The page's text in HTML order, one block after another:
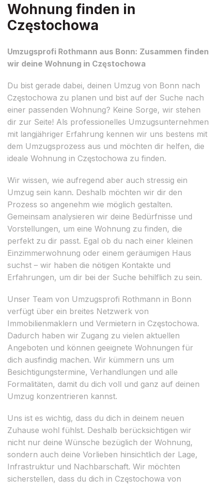
Wohnung finden in
Częstochowa
Umzugsprofi Rothmann aus Bonn: Zusammen finden
wir deine Wohnung in Częstochowa
Du bist gerade dabei, deinen Umzug von Bonn nach
Częstochowa zu planen und bist auf der Suche nach
einer passenden Wohnung? Keine Sorge, wir stehen
dir zur Seite! Als professionelles Umzugsunternehmen
mit langjähriger Erfahrung kennen wir uns bestens mit
dem Umzugsprozess aus und möchten dir helfen, die
ideale Wohnung in Częstochowa zu finden.
Wir wissen, wie aufregend aber auch stressig ein
Umzug sein kann. Deshalb möchten wir dir den
Prozess so angenehm wie möglich gestalten.
Gemeinsam analysieren wir deine Bedürfnisse und
Vorstellungen, um eine Wohnung zu finden, die
perfekt zu dir passt. Egal ob du nach einer kleinen
Einzimmerwohnung oder einem geräumigen Haus
suchst – wir haben die nötigen Kontakte und
Erfahrungen, um dir bei der Suche behilflich zu sein.
Unser Team von Umzugsprofi Rothmann in Bonn
verfügt über ein breites Netzwerk von
Immobilienmaklern und Vermietern in Częstochowa.
Dadurch haben wir Zugang zu vielen aktuellen
Angeboten und können geeignete Wohnungen für
dich ausfindig machen. Wir kümmern uns um
Besichtigungstermine, Verhandlungen und alle
Formalitäten, damit du dich voll und ganz auf deinen
Umzug konzentrieren kannst.
Uns ist es wichtig, dass du dich in deinem neuen
Zuhause wohl fühlst. Deshalb berücksichtigen wir
nicht nur deine Wünsche bezüglich der Wohnung,
sondern auch deine Vorlieben hinsichtlich der Lage,
Infrastruktur und Nachbarschaft. Wir möchten
sicherstellen, dass du dich in Częstochowa von